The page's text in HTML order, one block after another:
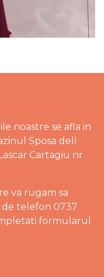
noastre se afla in
Sposa dell
Cartagiu nr
va rugam sa
telefon 0737
formularul